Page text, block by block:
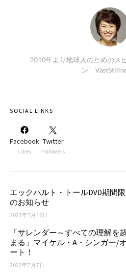
2010年より地球人のためのス
ン
SOCIAL LINKS
Facebook
Likes
Twitter
Followers
エックハルト・トールDVD期間
のお知らせ
2023年5月16日
「サレンダー～すべての理解を
まる」マイケル・A・シンガー/
ート！
2022年7月7日